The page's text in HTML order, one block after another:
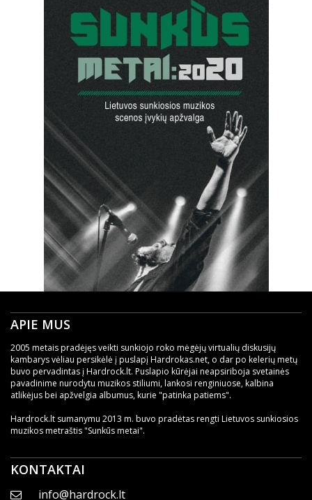
APIE MUS
2005 metais pradėjęs veikti sunkiojo roko mėgėjų virtualių diskusijų
kambarys vėliau persikėlė į puslapį Hardrokas.net, o dar po kelerių metų
buvo pervadintas į Hardrock.lt. Puslapio kūrėjai neapsiriboja svetainės
pavadinime nurodytu muzikos stiliumi, lankosi renginiuose, kalbina
atlikėjus bei apžvelgia albumus, kurie "patinka patiems".
Hardrock.lt sumanymu 2013 m. buvo pradėtas rengti Lietuvos sunkiosios
muzikos metraštis "Sunkūs metai".
KONTAKTAI
info@hardrock.lt